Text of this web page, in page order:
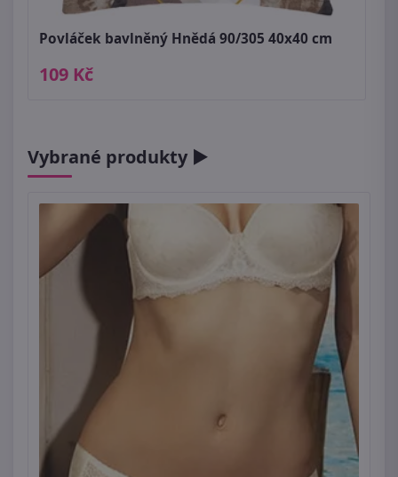
Povláček bavlněný Hnědá 90/305 40x40 cm
109 Kč
Vybrané produkty ►